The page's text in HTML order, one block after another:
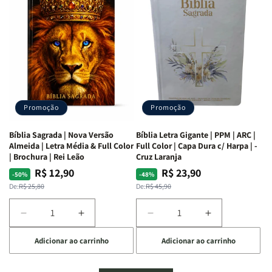
Mulheres
da
Bíblia
Isabelle
S.
Alves
Mulheres
da
Bíblia
|
Isabelle
S.
Alves
Livro
por
Livro
um
panorama
completo
dos
66
da
Bíblia
Equipe
teológica
Penkal
Livro
-
um
panorama
completo
dos
da
Bíblia
Penkal
Promoção
Bíblia Sagrada | Nova Versão
Almeida | Letra Média & Full Color
| Brochura | Rei Leão
-50%
Preço
normal
De:R$ 25,80
Preço
promocional
R$ 12,90
Diminuir
a
quantidade
de
Aumentar
a
quantidade
de
Bíblia
Adicionar ao carrinho
Promoção
Bíblia Letra Gigante | PPM | ARC |
Full Color | Capa Dura c/ Harpa | -
Cruz Laranja
-48%
Preço
normal
De:R$ 45,90
Preço
promocional
R$ 23,90
Diminuir
a
quantidade
de
Bíblia
Aumentar
a
quantidade
de
Adicionar ao carrinho